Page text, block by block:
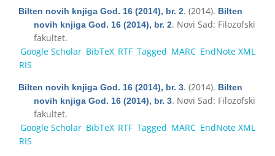
Bilten novih knjiga God. 16 (2014), br. 2. (2014). Bilten
novih knjiga God. 16 (2014), br. 2. Novi Sad: Filozofski
fakultet.
Google Scholar BibTeX RTF Tagged MARC EndNote XML
RIS
Bilten novih knjiga God. 16 (2014), br. 3. (2014). Bilten
novih knjiga God. 16 (2014), br. 3. Novi Sad: Filozofski
fakultet.
Google Scholar BibTeX RTF Tagged MARC EndNote XML
RIS